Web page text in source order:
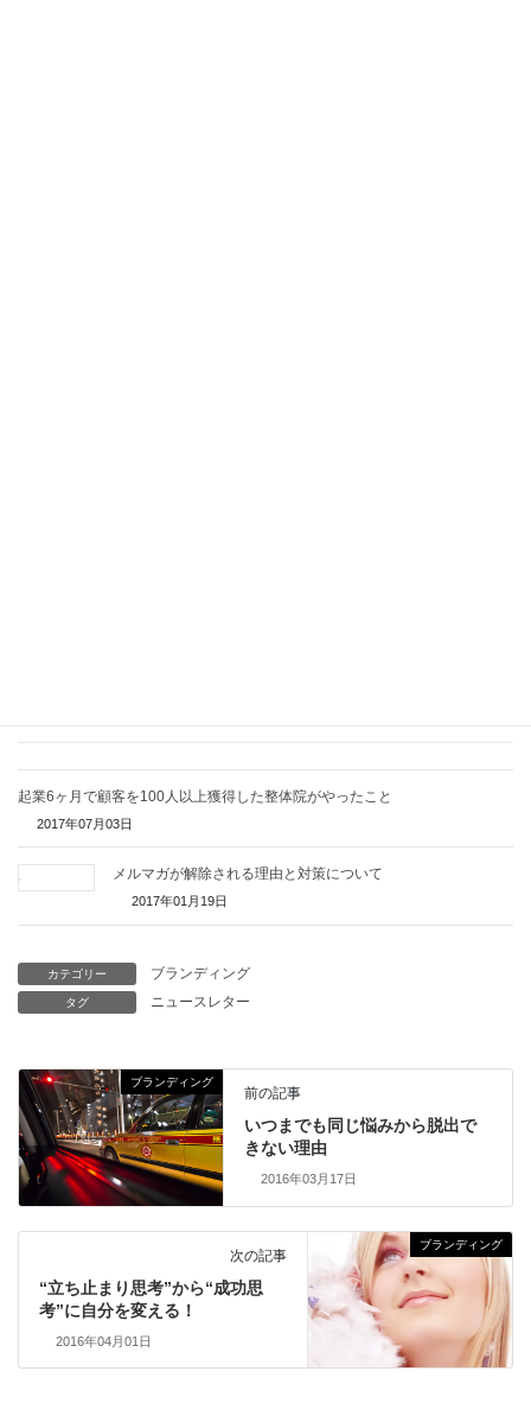
起業6ヶ月で顧客を100人以上獲得した整体院がやったこと
2017年07月03日
メルマガが解除される理由と対策について
2017年01月19日
カテゴリー ブランディング
タグ ニュースレター
ブランディング
前の記事
いつまでも同じ悩みから脱出で
きない理由
2016年03月17日
ブランディング
次の記事
“立ち止まり思考”から“成功思
考”に自分を変える！
2016年04月01日